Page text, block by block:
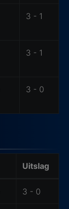
3 - 1
3 - 1
3 - 0
Uitslag
3 - 0